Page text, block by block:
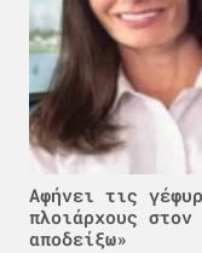
Αφήνει τις
πλοιάρχους
αποδείξω»